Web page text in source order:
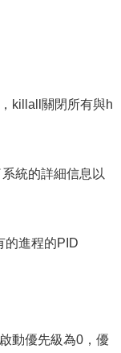
killall關閉所有與h
統的詳細信息以
的進程的PID
動優先級為0，優